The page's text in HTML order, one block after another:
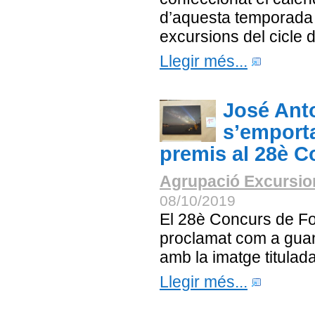
d’aquesta
excursions del cicle
Llegir més...
José
premis al 28è
Agrupació
08/10/2019
El 28è Concurs de
proclamat com a
amb la imatge
Llegir més...